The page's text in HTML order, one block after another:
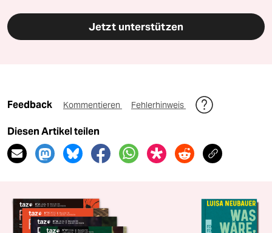
Jetzt unterstützen
Feedback Kommentieren Fehlerhinweis
Diesen Artikel teilen